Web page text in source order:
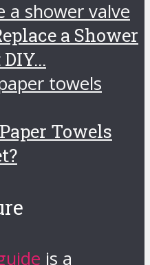
a Shower
Towels
is a